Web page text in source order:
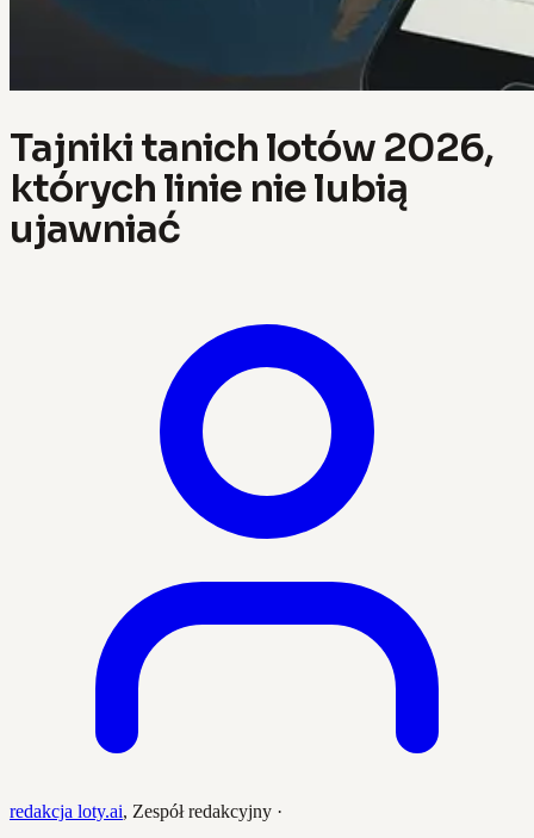
Tajniki tanich lotów 2026,
których linie nie lubią
ujawniać
redakcja loty.ai, Zespół redakcyjny ·